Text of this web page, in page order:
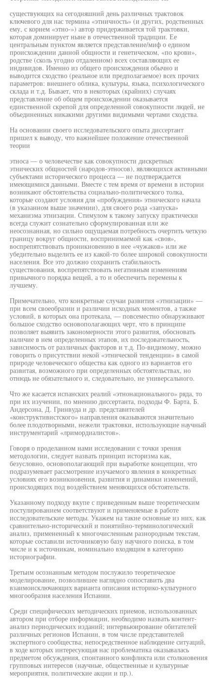
существующих на сегодняшний день различных трактовок
ключевого для нас термина «этничность» (и других, родственных
ему, с корнем «этно-») автор придерживается той трактовки,
которая доминирует ныне в отечественной традиции. Ее
центральным пунктом является представление/миф о едином
происхождении данной общности и генетическом, «по крови»,
родстве (сколь угодно отдаленном) всех составляющих ее
индивидов. Именно из общего происхождения обычно и
выводится сходство (реальное или предполагаемое) всех прочих
параметров: внешнего облика, культуры, языка, психологического
склада и т.д. Бывает, что в некоторых (крайних) случаях
представление об общем происхождении оказывается
единственной скрепой для определенной совокупности людей, не
объединенных никакими другими видимыми чертами сходства.
На основании своего исследовательского опыта диссертант
пришел к выводу, что важнейшее положение отечественной
теории
этноса — о человечестве как совокупности дискретных
этнических общностей (народов-этносов), являющихся активными
субъектами исторического процесса — не подтверждается
имеющимися данными. Вместе с тем время от времени в истории
возникают обстоятельства социально-политического толка,
которые создают условия для «пробуждения» этнического начала
(в указанном выше значении), для своего рода «запуска»
механизма этнизации. Стимулом к такому запуску практически
всегда служит сознательно сформулированная или же
неосознанная, но сильно ощущаемая потребность очертить четкую
границу вокруг общности, воспринимаемой как «своя»,
воспрепятствовать проникновению в нее «чужаков» или же
убедительно выделить ее из какой-то более широкой совокупности
населения. Все это должно сохранить стабильность
существования, воспрепятствовать негативным изменениям
привычного порядка вещей, а то и обеспечить перемены к
лучшему.
Примечательно, что конкретные случаи развития «этнизации» —
при всем своеобразии и различии исходных моментов, а также
условий, в которых она протекала, — повсеместно обнаруживают
большое сходство основополагающих черт, что в принципе
позволяет выявить закономерности этого развития, обосновать
наличие в нем определенных этапов, их последовательность,
зависимость от различных факторов и т.д. По-видимому, можно
говорить о присутствии некой «этнической тенденции» в самой
природе человеческого общества как одного из вариантов его
развитая, возможного при определенных обстоятельствах, но
отнюдь не обязательного и, следовательно, не универсального.
Что же касается испанских реалий «этнонационального» ряда, то
при их изучении, по мнению диссертанта, подходы Ф. Барта, Б.
Андерсона, Д. Гринвуда и др. представителей
«конструктивистского» направления оказываются значительно
более плодотворными, нежели трактовки, использующие научный
инструментарий «лримордиалистов».
Говоря о проделанном нами исследовании с точки зрения
методологии, следует назвать принцип историзма как,
безусловно, основополагающий при выработке концепции, что
подразумевает рассмотрение изучаемого явления в конкретных
условиях его возникновения, развития и динамики изменений,
происходящих под воздействием меняющихся обстоятельств.
Указанному подходу вкупе с приведенным выше теоретическим
постулированием соответствуют и применяемые в работе
исследовательские методы. Укажем на такие основные из них, как
сравнительно-исторический и понятийно-терминологический
анализ, примененный к многочисленным разнородным текстам,
которые составили источниковую базу научного поиска, в том
числе и к источникам, номинально входящим в категорию
историографии.
Третьим осознанным методом послужило теоретическое
моделирование, позволившее наглядно сопоставить два
взаимоисключающих варианта описания историко-культурного
многообразия населения Испании.
Среди специфических методических приемов, использованных
автором при отборе информации, необходимо назвать контент-
анализ периодических изданий; интервьюирование обитателей
различных регионов Испании, в том числе представителей
экспертного сообщества; непосредственное наблюдение ситуаций,
в ходе которых интересующая нас проблематика оказывалась
предметом обсуждения, спонтанного конфликта или столкновения
групповых интересов (научные, общественные и культурные
мероприятия, политические акции и пр.).